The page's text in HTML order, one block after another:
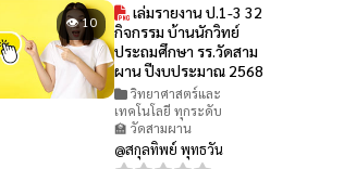
👁 10
เล่มรายงาน ป.1-3 32
กิจกรรม บ้านนักวิทย์
ประถมศึกษา รร.วัดสาม
ผาน ปีงบประมาณ 2568
วิทยาศาสตร์และ
เทคโนโลยี ทุกระดับ
🏫 วัดสามผาน
@สกุลทิพย์ พุทธวัน